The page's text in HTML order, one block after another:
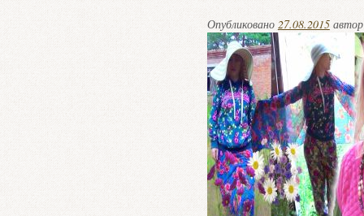
Опубликовано 27.08.2015